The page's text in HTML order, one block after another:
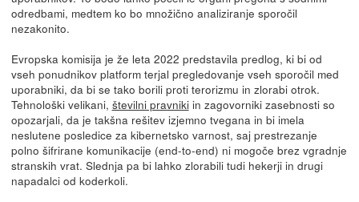
odredbami, medtem ko bo množično analiziranje sporočil
nezakonito.
Evropska komisija je že leta 2022 predstavila predlog, ki bi od
vseh ponudnikov platform terjal pregledovanje vseh sporočil med
uporabniki, da bi se tako borili proti terorizmu in zlorabi otrok.
Tehnološki velikani, številni pravnikiin zagovorniki zasebnosti so
opozarjali, da je takšna rešitev izjemno tvegana in bi imela
neslutene posledice za kibernetsko varnost, saj prestrezanje
polno šifrirane komunikacije (end-to-end) ni mogoče brez vgradnje
stranskih vrat. Slednja pa bi lahko zlorabili tudi hekerji in drugi
napadalci od koderkoli.